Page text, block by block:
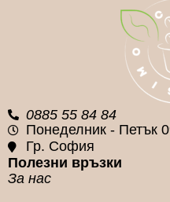
0885 55 84 84
Понеделник - Петък
Гр. София
Полезни връзки
За нас